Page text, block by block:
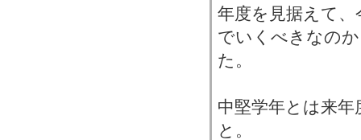
年度を見据えて
でいくべきなの
た。
中堅学年とは来
と。